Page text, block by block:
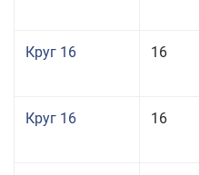
Круг 16 16
Круг 16 16